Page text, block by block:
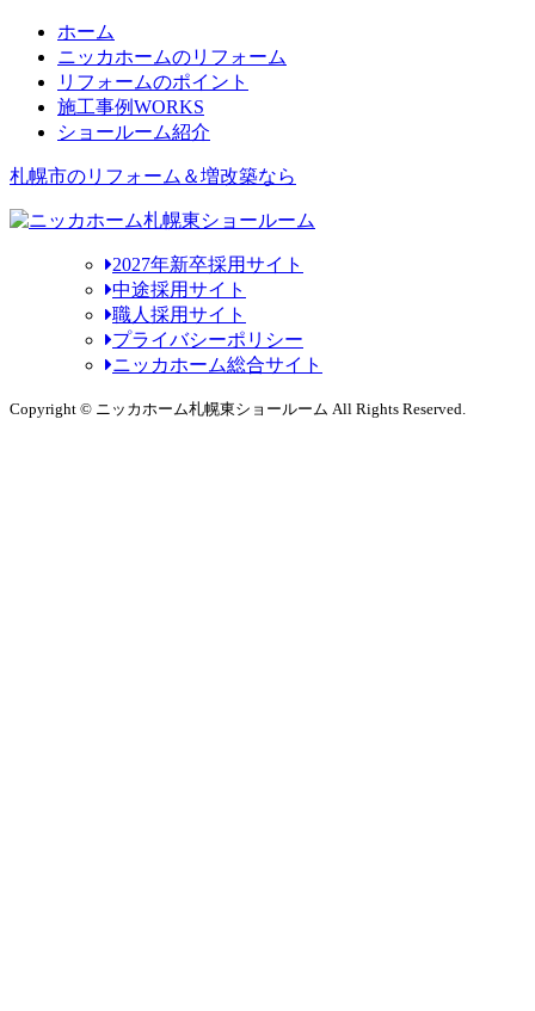
ホーム
ニッカホームのリフォーム
リフォームのポイント
施工事例WORKS
ショールーム紹介
札幌市のリフォーム＆増改築なら
2027年新卒採用サイト
中途採用サイト
職人採用サイト
プライバシーポリシー
ニッカホーム総合サイト
Copyright © ニッカホーム札幌東ショールーム All Rights Reserved.